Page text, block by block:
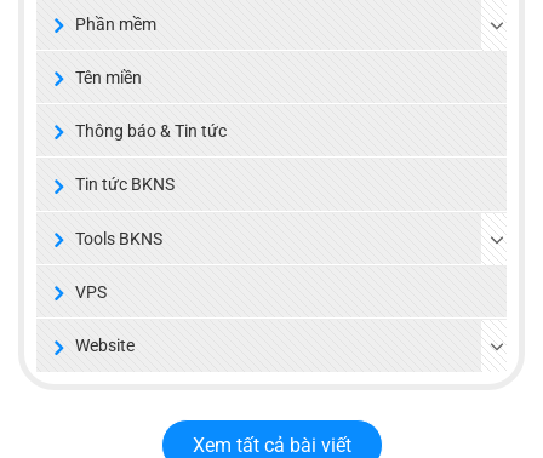
Phần mềm
Tên miền
Thông báo & Tin tức
Tin tức BKNS
Tools BKNS
VPS
Website
Xem tất cả bài viết